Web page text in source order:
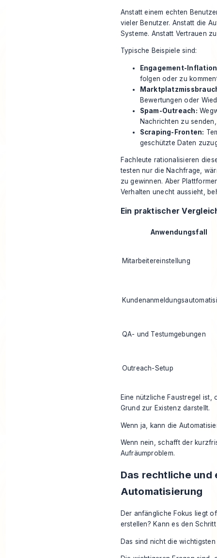
Anstatt einem echten
vieler Benutzer. Anstatt die
Systeme. Anstatt Vertrauen
Typische Beispiele sind:
Engagement-
folgen oder zu
Bewertungen oder
Spam-Outreach:
Nachrichten zu
Scraping-Fronten:
geschützte Daten
Fachleute rationalisieren
testen nur die Nachfrage,
zu gewinnen. Aber
Verhalten unecht aussieht,
Ein praktischer
Anwendungsfall
Mitarbeitereinstellung
QA- und Testumgebungen
Outreach-Setup
Eine nützliche Faustregel ist,
Grund zur Existenz darstellt.
Wenn ja, kann die
Wenn nein, schafft der
Aufräumproblem.
Das rechtliche
Automatisierung
Der anfängliche Fokus liegt
erstellen? Kann es den
Das sind nicht die wichtigsten